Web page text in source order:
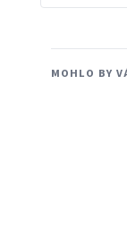
MOHLO BY